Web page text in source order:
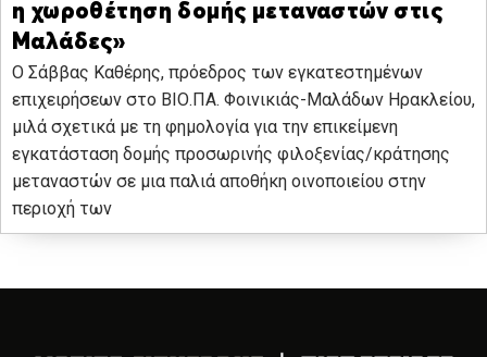
η χωροθέτηση δομής μεταναστών στις
Μαλάδες»
Ο Σάββας Καθέρης, πρόεδρος των εγκατεστημένων
επιχειρήσεων στο ΒΙΟ.ΠΑ. Φοινικιάς-Μαλάδων Ηρακλείου,
μιλά σχετικά με τη φημολογία για την επικείμενη
εγκατάσταση δομής προσωρινής φιλοξενίας/κράτησης
μεταναστών σε μια παλιά αποθήκη οινοποιείου στην
περιοχή των